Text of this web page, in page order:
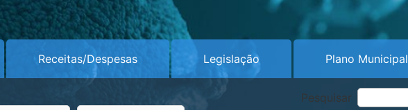
Receitas/Despesas Legislação Plano Municipal
Pesquisar